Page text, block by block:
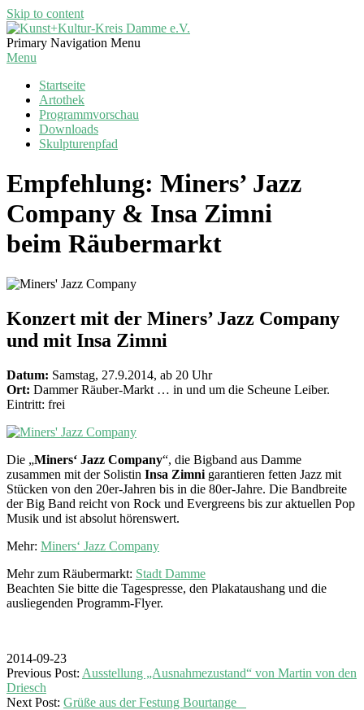
Skip to content
Kunst+Kultur-
Kreis
Primary Navigation Menu
Menu
Startseite
Artothek
Programmvorschau
Downloads
Skulpturenpfad
Empfehlung: Miners’ Jazz
Company & Insa Zimni
beim Räubermarkt
Konzert mit der Miners’ Jazz Company
und mit Insa Zimni
Datum: Samstag, 27.9.2014, ab 20 Uhr
Ort: Dammer Räuber-Markt … in und um die Scheune Leiber.
Eintritt: frei
Die „Miners‘ Jazz Company“, die Bigband aus Damme
zusammen mit der Solistin Insa Zimni garantieren fetten Jazz mit
Stücken von den 20er-Jahren bis in die 80er-Jahre. Die Bandbreite
der Big Band reicht von Rock und Evergreens bis zur aktuellen Pop
Musik und ist absolut hörenswert.
Mehr: Miners‘ Jazz Company
Mehr zum Räubermarkt: Stadt Damme
Beachten Sie bitte die Tagespresse, den Plakataushang und die
ausliegenden Programm-Flyer.
2014-09-23
Previous Post: Ausstellung „Ausnahmezustand“ von Martin von den
Driesch
Next Post: Grüße aus der Festung Bourtange